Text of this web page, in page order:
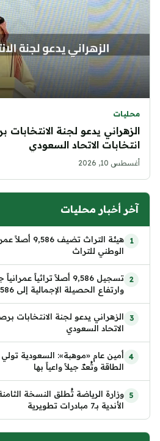
محليات
الزهراني يدعو لجنة
انتخابات الاتحاد السعودي
أغسطس 10, 2026
آخر أخبار محليات
هيئة التراث
الوطني للتراث
تسجيل 9,586 أصلاً تراثياً
وارتفاع الحصيلة الإجمالية إلى 59,586
الزهراني يدعو لجنة الانتخابات
الاتحاد السعودي
أمين عام «موهبة»: السعودية
الطاقة وتُعدّ جيلاً واعياً بها
وزارة الرياضة تُطلق النسخة
الأندية بـ7 مبادرات تطويرية